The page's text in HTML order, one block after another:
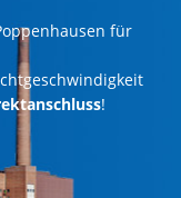
für
!